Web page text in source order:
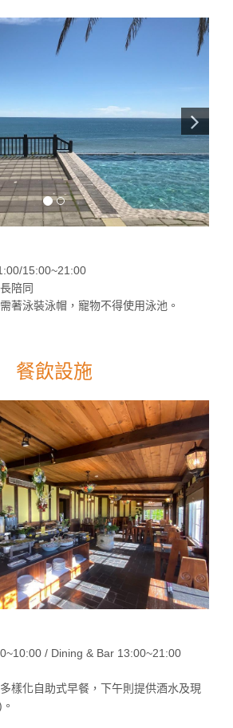
15:00~21:00
陪同
著泳裝泳帽，寵物不得使用泳池。
餐飲設施
/ Dining & Bar 13:00~21:00
樣化自助式早餐，下午則提供酒水及現